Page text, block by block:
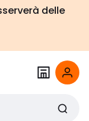
delle